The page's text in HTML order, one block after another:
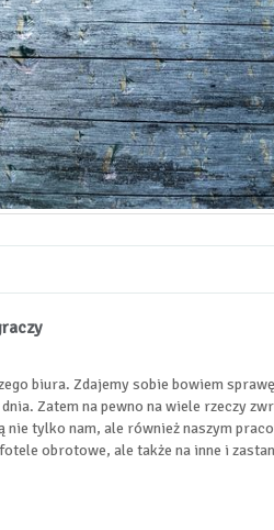
biura. Zdajemy sobie bowiem
Zatem na pewno na wiele rzeczy
tylko nam, ale również naszym
obrotowe, ale także na inne i